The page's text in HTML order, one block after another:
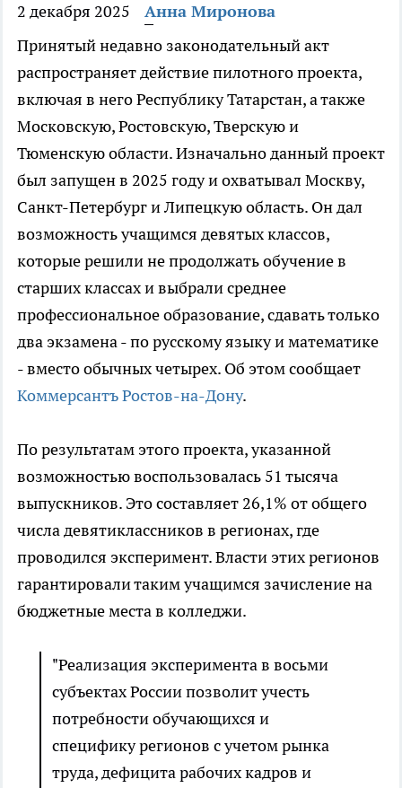
2 декабря 2025
Анна Миронова
Принятый недавно законодательный акт
распространяет действие пилотного проекта,
включая в него Республику Татарстан, а также
Московскую, Ростовскую, Тверскую и
Тюменскую области. Изначально данный проект
был запущен в 2025 году и охватывал Москву,
Санкт-Петербург и Липецкую область. Он дал
возможность учащимся девятых классов,
которые решили не продолжать обучение в
старших классах и выбрали среднее
профессиональное образование, сдавать только
два экзамена - по русскому языку и математике
- вместо обычных четырех. Об этом сообщает
Коммерсантъ Ростов-на-Дону.
По результатам этого проекта, указанной
возможностью воспользовалась 51 тысяча
выпускников. Это составляет 26,1% от общего
числа девятиклассников в регионах, где
проводился эксперимент. Власти этих регионов
гарантировали таким учащимся зачисление на
бюджетные места в колледжи.
"Реализация эксперимента в восьми
субъектах России позволит учесть
потребности обучающихся и
специфику регионов с учетом рынка
труда, дефицита рабочих кадров и